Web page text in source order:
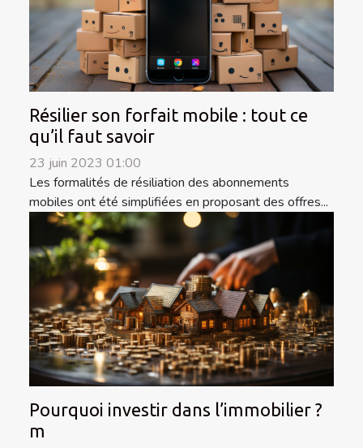
Résilier son forfait mobile : tout ce
qu’il faut savoir
23 juin 2023 01:00
Les formalités de résiliation des abonnements
mobiles ont été simplifiées en proposant des offres...
Pourquoi investir dans l’immobilier ?
m